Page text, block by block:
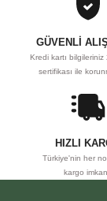
GÜVENLİ
Kredi kartı
sertifikası ile
HIZLI
Türkiye'nin her
kargo